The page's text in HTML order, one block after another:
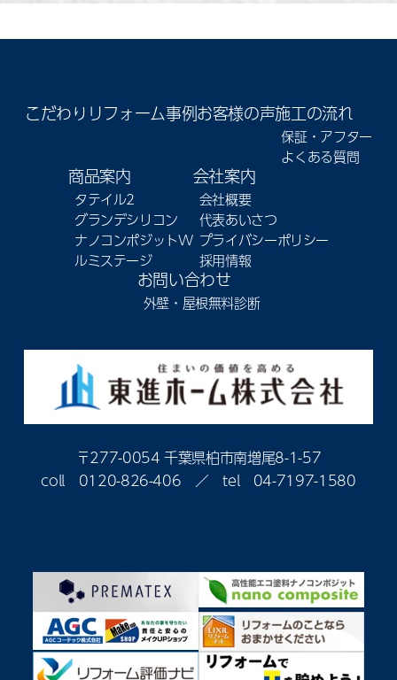
こだわり リフォーム事例お客様の声施工の流れ
保証・アフター
よくある質問
商品案内
タテイル2
グランデシリコン
ナノコンポジットW
ルミステージ
会社案内
会社概要
代表あいさつ
プライバシーポリシー
採用情報
お問い合わせ
外壁・屋根無料診断
〒277-0054 千葉県柏市南増尾8-1-57
coll 0120-826-406 ／ tel 04-7197-1580